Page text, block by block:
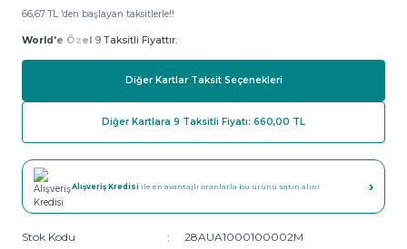
66,67 TL ‘den başlayan taksitlerle!!
World'e Özel 9 Taksitli Fiyattır.
Diğer Kartlar Taksit Seçenekleri
Diğer Kartlara 9 Taksitli Fiyatı: 660,00 TL
Alışveriş Kredisi ile en avantajlı oranlarla bu ürünü satın alın! ›
Stok Kodu 28AUA1000100002M